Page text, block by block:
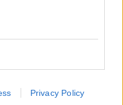
Privacy Policy